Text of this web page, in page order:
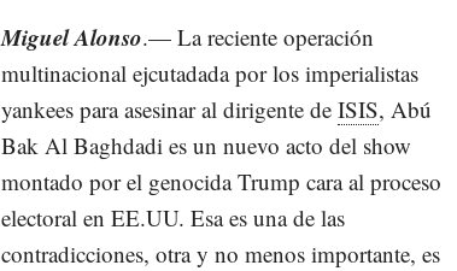
Miguel Alonso.— La reciente operación
multinacional ejcutadada por los imperialistas
yankees para asesinar al dirigente de ISIS, Abú
Bak Al Baghdadi es un nuevo acto del show
montado por el genocida Trump cara al proceso
electoral en EE.UU. Esa es una de las
contradicciones, otra y no menos importante, es